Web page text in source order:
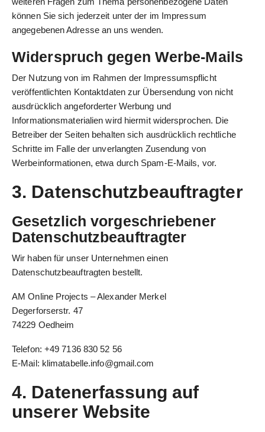
können Sie sich jederzeit unter der im Impressum
angegebenen Adresse an uns wenden.
Widerspruch gegen Werbe-Mails
Der Nutzung von im Rahmen der Impressumspflicht
veröffentlichten Kontaktdaten zur Übersendung von nicht
ausdrücklich angeforderter Werbung und
Informationsmaterialien wird hiermit widersprochen. Die
Betreiber der Seiten behalten sich ausdrücklich rechtliche
Schritte im Falle der unverlangten Zusendung von
Werbeinformationen, etwa durch Spam-E-Mails, vor.
3. Datenschutzbeauftragter
Gesetzlich vorgeschriebener
Datenschutzbeauftragter
Wir haben für unser Unternehmen einen
Datenschutzbeauftragten bestellt.
AM Online Projects – Alexander Merkel
Degerforserstr. 47
74229 Oedheim
Telefon: +49 7136 830 52 56
E-Mail: klimatabelle.info@gmail.com
4. Datenerfassung auf
unserer Website